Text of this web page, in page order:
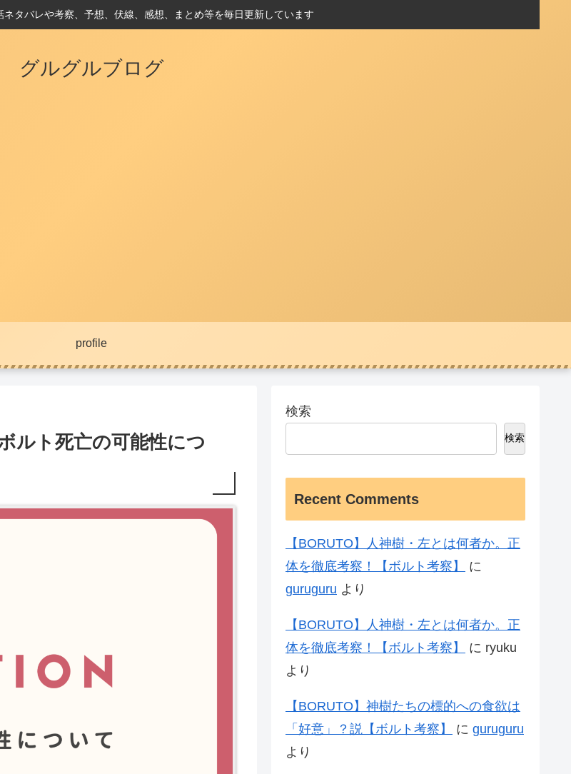
タバレや考察、予想、伏線、感想、まとめ等を毎日更新しています
グルグルブログ
profile
ルト死亡の可能性につ
検索
検索
Recent Comments
【BORUTO】人神樹・左とは何者か。正
体を徹底考察！【ボルト考察】
に
guruguru より
【BORUTO】人神樹・左とは何者か。正
体を徹底考察！【ボルト考察】
に ryuku
より
【BORUTO】神樹たちの標的への食欲は
「好意」？説【ボルト考察】
に guruguru
より